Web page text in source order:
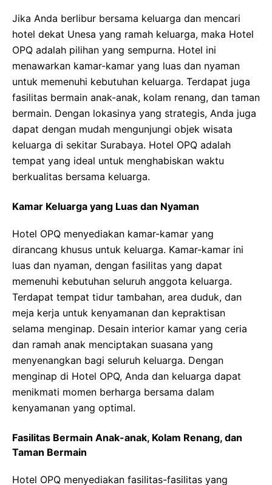
Jika Anda berlibur bersama keluarga dan mencari
hotel dekat Unesa yang ramah keluarga, maka Hotel
OPQ adalah pilihan yang sempurna. Hotel ini
menawarkan kamar-kamar yang luas dan nyaman
untuk memenuhi kebutuhan keluarga. Terdapat juga
fasilitas bermain anak-anak, kolam renang, dan taman
bermain. Dengan lokasinya yang strategis, Anda juga
dapat dengan mudah mengunjungi objek wisata
keluarga di sekitar Surabaya. Hotel OPQ adalah
tempat yang ideal untuk menghabiskan waktu
berkualitas bersama keluarga.
Kamar Keluarga yang Luas dan Nyaman
Hotel OPQ menyediakan kamar-kamar yang
dirancang khusus untuk keluarga. Kamar-kamar ini
luas dan nyaman, dengan fasilitas yang dapat
memenuhi kebutuhan seluruh anggota keluarga.
Terdapat tempat tidur tambahan, area duduk, dan
meja kerja untuk kenyamanan dan kepraktisan
selama menginap. Desain interior kamar yang ceria
dan ramah anak menciptakan suasana yang
menyenangkan bagi seluruh keluarga. Dengan
menginap di Hotel OPQ, Anda dan keluarga dapat
menikmati momen berharga bersama dalam
kenyamanan yang optimal.
Fasilitas Bermain Anak-anak, Kolam Renang, dan
Taman Bermain
Hotel OPQ menyediakan fasilitas-fasilitas yang